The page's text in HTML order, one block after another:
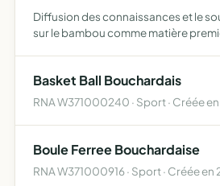
Diffusion des connaissances et le
sur le bambou comme matière
Basket Ball Bouchardais
RNA W371000240 · Sport · Créée en
Boule Ferree Bouchardaise
RNA W371000916 · Sport · Créée